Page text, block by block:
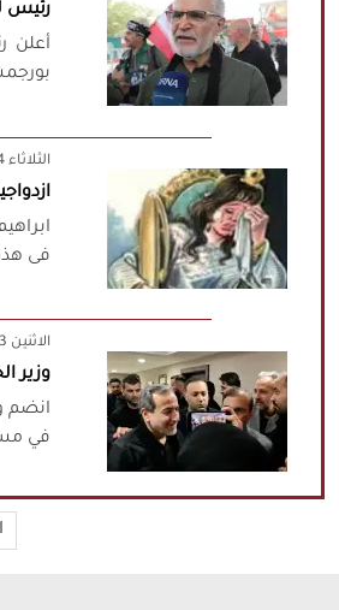
رئيس لجنة
أعلن
بورجمشيديان"،
‫‫الثلاثاء‬‬ 2026/8/4 15:54
فى
‫‫الاثنين‬‬ 2026/8/3 21:00
وزير
انضم
في